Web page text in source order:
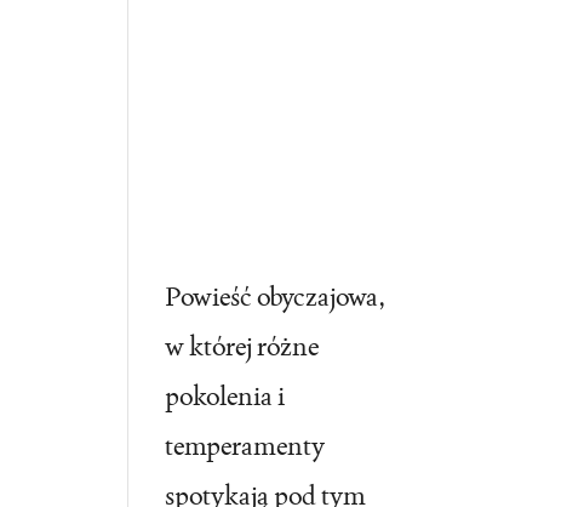
Powieść obyczajowa,
w której różne
pokolenia i
temperamenty
spotykają pod tym